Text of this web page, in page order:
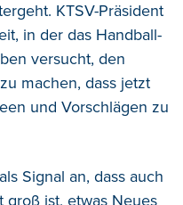
KTSV-Präsident
in der das Handball-
versucht, den
machen, dass jetzt
und Vorschlägen zu
Signal an, dass auch
groß ist, etwas Neues